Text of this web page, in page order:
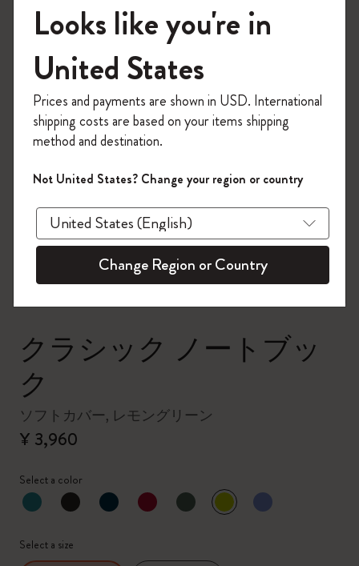
クラシック ノートブッ
ク
ソフトカバー, レモングリーン
¥ 3,960
Select a color
選択済
*選択したカラー
Select a size
モレスキンの世界へようこそ
「WELCOME10」を入力すると、初回注
文が10%オフ＋送料無料になります。セ
ール・アウトレット品は適用外。
Moleskineアカウントを作成して限定オフ
ァーや会員特典、さらに多くのインスピ
レーションを手に入れましょう。
今すぐ会員登録 !
Looks like you're in
United States
Prices and payments are shown in USD. International
shipping costs are based on your items shipping
method and destination.
Not United States? Change your region or country
Change Region or Country